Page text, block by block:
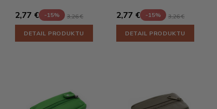
2,77 € -15% 3,26 €
DETAIL PRODUKTU
2,77 € -15% 3,26 €
DETAIL PRODUKTU